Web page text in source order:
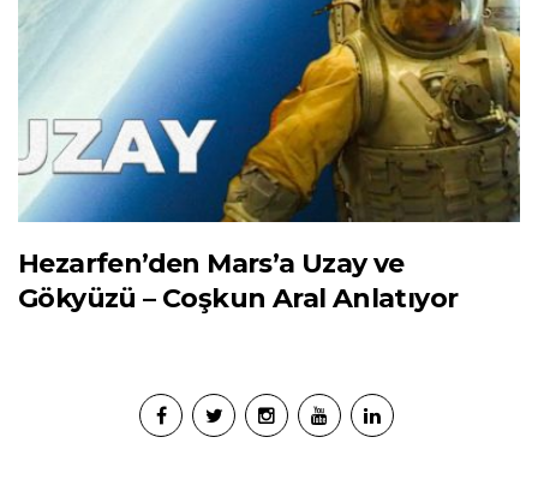
Hezarfen’den Mars’a Uzay ve
Gökyüzü – Coşkun Aral Anlatıyor